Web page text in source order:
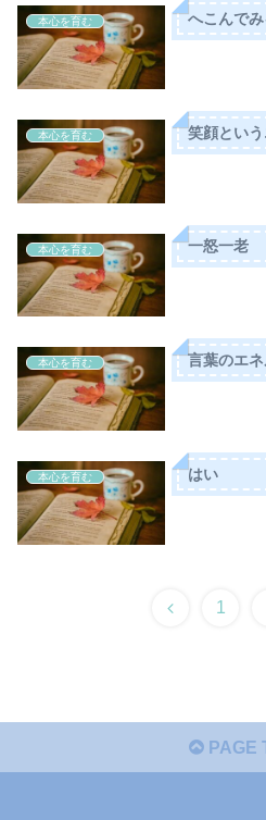
本心を育む へこんでみ
本心を育む 笑顔という
本心を育む 一怒一老
本心を育む 言葉のエ
本心を育む はい
1
PAGE